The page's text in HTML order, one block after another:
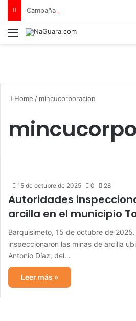
Campaña de seguridad vial «Tu
Menu
Home / mincucorporacion
15 de octubre de 2025 0 28
Autoridades
arcilla en el municipio
Barquisimeto, 15 de octubre de
inspeccionaron las minas de arcilla
Antonio Díaz, del…
Leer más »